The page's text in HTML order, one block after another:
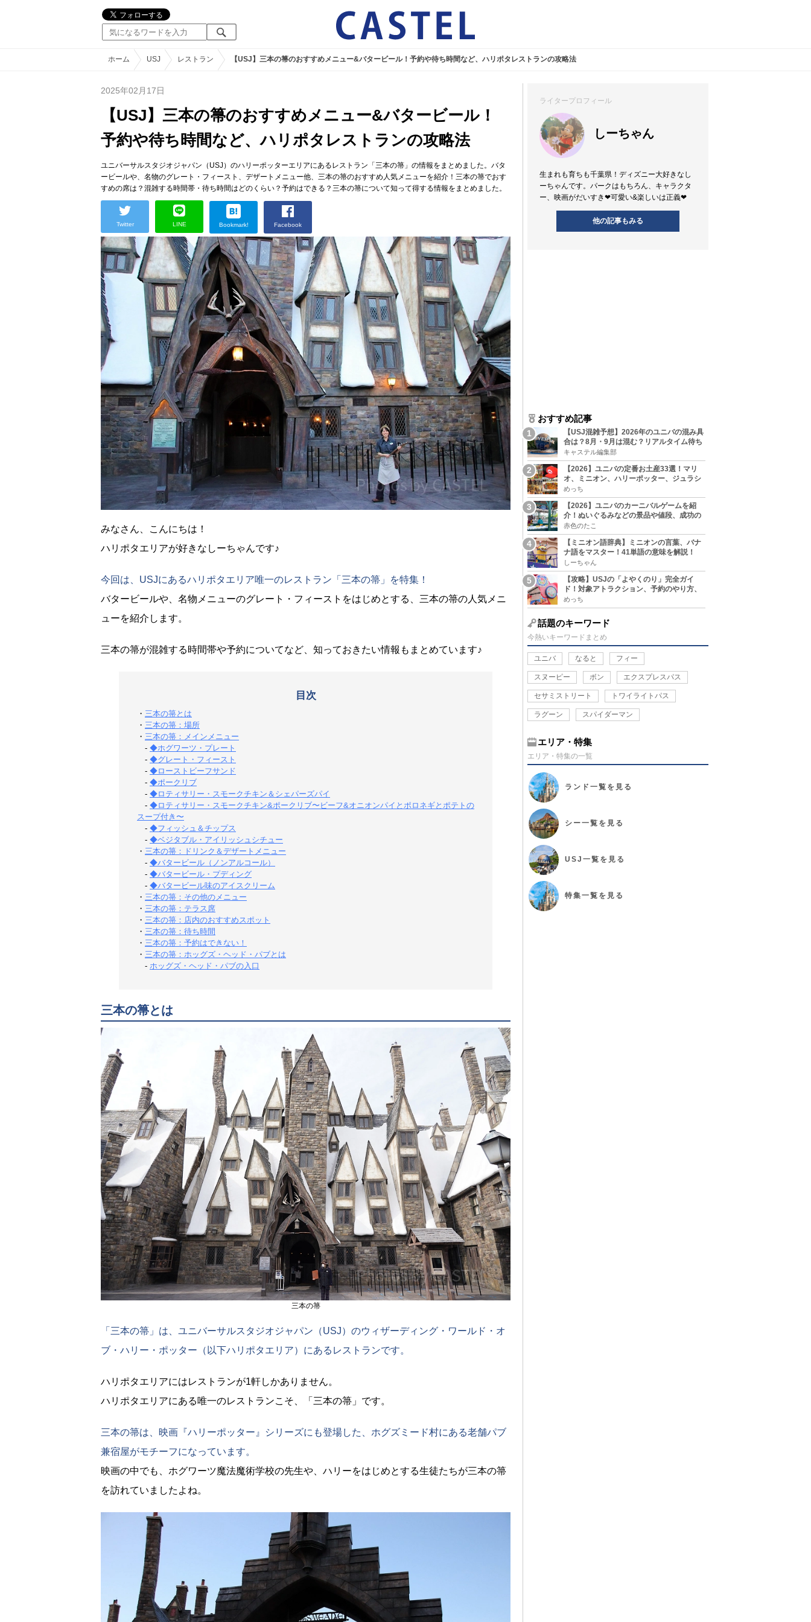
ホーム USJ レストラン 【USJ】三本の箒のおすすめメニュー&バタービール！予約や待ち時間など、ハリポタレストランの攻略法
2025年02月17日
【USJ】三本の箒のおすすめメニュー&バタービール！
予約や待ち時間など、ハリポタレストランの攻略法
ユニバーサルスタジオジャパン（USJ）のハリーポッターエリアにあるレストラン「三本の箒」の情報をまとめました。バタ
ービールや、名物のグレート・フィースト、デザートメニュー他、三本の箒のおすすめ人気メニューを紹介！三本の箒でおす
すめの席は？混雑する時間帯・待ち時間はどのくらい？予約はできる？三本の箒について知って得する情報をまとめました。
Twitter LINE Bookmark! Facebook
みなさん、こんにちは！
ハリポタエリアが好きなしーちゃんです♪
今回は、USJにあるハリポタエリア唯一のレストラン「三本の箒」を特集！
バタービールや、名物メニューのグレート・フィーストをはじめとする、三本の箒の人気メニ
ューを紹介します。
三本の箒が混雑する時間帯や予約についてなど、知っておきたい情報もまとめています♪
目次
・ 三本の箒とは
・ 三本の箒：場所
・ 三本の箒：メインメニュー
- ◆ホグワーツ・プレート
- ◆グレート・フィースト
- ◆ローストビーフサンド
- ◆ポークリブ
- ◆ロティサリー・スモークチキン＆シェパーズパイ
- ◆ロティサリー・スモークチキン&ポークリブ〜ビーフ&オニオンパイとポロネギとポテトの
スープ付き〜
- ◆フィッシュ＆チップス
- ◆ベジタブル・アイリッシュシチュー
・ 三本の箒：ドリンク＆デザートメニュー
- ◆バタービール（ノンアルコール）
- ◆バタービール・プディング
- ◆バタービール味のアイスクリーム
・ 三本の箒：その他のメニュー
・ 三本の箒：テラス席
・ 三本の箒：店内のおすすめスポット
・ 三本の箒：待ち時間
・ 三本の箒：予約はできない！
・ 三本の箒：ホッグズ・ヘッド・パブとは
- ホッグズ・ヘッド・パブの入口
三本の箒とは
三本の箒
「三本の箒」は、ユニバーサルスタジオジャパン（USJ）のウィザーディング・ワールド・オ
ブ・ハリー・ポッター（以下ハリポタエリア）にあるレストランです。
ハリポタエリアにはレストランが1軒しかありません。
ハリポタエリアにある唯一のレストランこそ、「三本の箒」です。
三本の箒は、映画『ハリーポッター』シリーズにも登場した、ホグズミード村にある老舗パブ
兼宿屋がモチーフになっています。
映画の中でも、ホグワーツ魔法魔術学校の先生や、ハリーをはじめとする生徒たちが三本の箒
を訪れていましたよね。
ライタープロフィール
しーちゃん
生まれも育ちも千葉県！ディズニー大好きなし
ーちゃんです。パークはもちろん、キャラクタ
ー、映画がだいすき❤︎可愛い&楽しいは正義❤︎
他の記事もみる
おすすめ記事
【USJ混雑予想】2026年のユニバの混み具
合は？8月・9月は混む？リアルタイム待ち
時間アプリも
キャステル編集部
【2026】ユニバの定番お土産33選！マリ
オ、ミニオン、ハリーポッター、ジュラシ
ックパーク、セサミ、SINGなどのグッズ情
報
めっち
【2026】ユニバのカーニバルゲームを紹
介！ぬいぐるみなどの景品や値段、成功の
コツ、実施場所まとめ
赤色のたこ
【ミニオン語辞典】ミニオンの言葉、バナ
ナ語をマスター！41単語の意味を解説！
しーちゃん
【攻略】USJの「よやくのり」完全ガイ
ド！対象アトラクション、予約のやり方、
整理券との違い、注意点を紹介
めっち
話題のキーワード
今熱いキーワードまとめ
ユニバ なると フィー
スヌーピー ボン エクスプレスパス
セサミストリート トワイライトパス
ラグーン スパイダーマン
エリア・特集
エリア・特集の一覧
ランド 一覧を見る
シー一覧を見る
USJ 一覧を見る
特集一覧を見る